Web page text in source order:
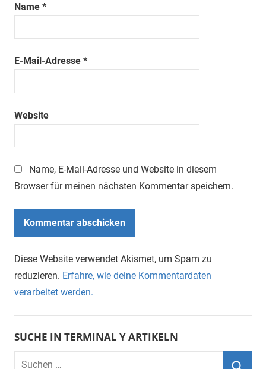
Name *
E-Mail-Adresse *
Website
Name, E-Mail-Adresse und Website in diesem
Browser für meinen nächsten Kommentar speichern.
Diese Website verwendet Akismet, um Spam zu
reduzieren. Erfahre, wie deine Kommentardaten
verarbeitet werden.
SUCHE IN TERMINAL Y ARTIKELN
Suchen